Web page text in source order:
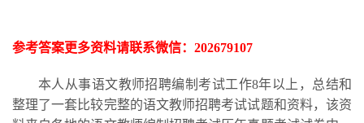
参考答案更多资料请联系微信： 202679107
本人从事语文教师招聘编制考试工作8年以上，总结和
整理了一套比较完整的语文教师招聘考试试题和资料，该资